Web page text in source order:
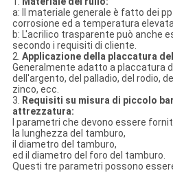
a: Il materiale generale è fatto dei
corrosione ed a temperatura
b: L'acrilico trasparente può anche
secondo i requisiti di cliente.
2. Applicazione della placcatura
Generalmente adatto a placcatura
dell'argento, del palladio, del rodio,
zinco, ecc.
3. Requisiti su misura di piccolo
attrezzatura:
I parametri che devono essere
la lunghezza del tamburo,
il diametro del tamburo,
ed il diametro del foro del tamburo.
Questi tre parametri possono